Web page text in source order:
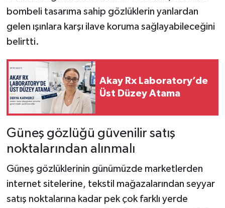
bombeli tasarıma sahip gözlüklerin yanlardan
gelen ışınlara karşı ilave koruma sağlayabileceğini
belirtti.
Akay Rx Laboratory’de
Üst Düzey Atama
Güneş gözlüğü güvenilir satış
noktalarından alınmalı
Güneş gözlüklerinin günümüzde marketlerden
internet sitelerine, tekstil mağazalarından seyyar
satış noktalarına kadar pek çok farklı yerde